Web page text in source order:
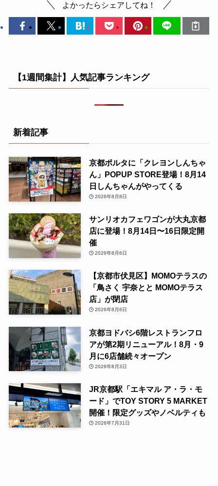
よかったらシェアしてね！
【1週間集計】人気記事ランキング
新着記事
京都ポルタに「クレヨンしんちゃ
ん」POPUP STORE登場！8月14
日しんちゃんがやってくる
2026年8月8日
サンリオカフェワゴンが大丸京都
店に登場！8月14日〜16日限定開
催
2026年8月6日
【京都市伏見区】MOMOテラスの
「鳥さく 宇奈とと MOMOテラス
店」が閉店
2026年8月6日
京都ヨドバシ6階レストランフロ
アが第2期リニューアル！8月・9
月に6店舗続々オープン
2026年8月3日
JR京都駅「エキマル ア・ラ・モ
ード」でTOY STORY 5 MARKET
開催！限定グッズやノベルティも
2026年7月31日